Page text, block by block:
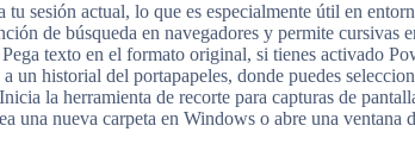
tu sesión actual, lo que es especialmente útil en
de búsqueda en navegadores y permite cursivas
Pega texto en el formato original, si tienes activado
un historial del portapapeles, donde puedes
la herramienta de recorte para capturas de
una nueva carpeta en Windows o abre una